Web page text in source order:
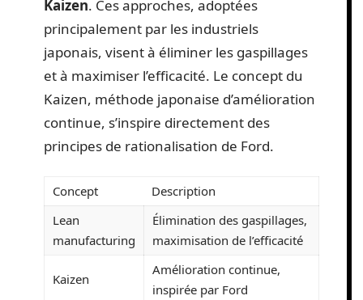
Kaizen. Ces approches, adoptées
principalement par les industriels
japonais, visent à éliminer les gaspillages
et à maximiser l’efficacité. Le concept du
Kaizen, méthode japonaise d’amélioration
continue, s’inspire directement des
principes de rationalisation de Ford.
Concept
Description
Lean
manufacturing
Élimination des gaspillages,
maximisation de l’efficacité
Kaizen
Amélioration continue,
inspirée par Ford